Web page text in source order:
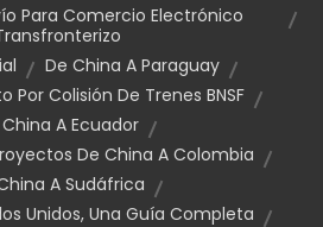
Para Comercio Electrónico
De China A Paraguay
Por Colisión De Trenes BNSF
A Ecuador
De China A Colombia
A Sudáfrica
Unidos, Una Guía Completa